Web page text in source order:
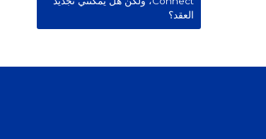
العقد؟